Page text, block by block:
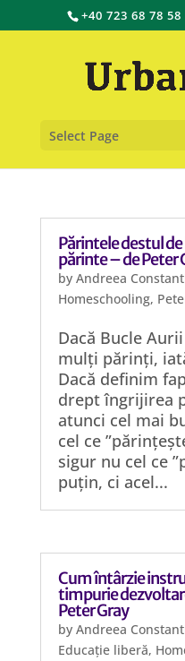
+40 723 68 78 58
Select Page
Părintele destul
părinte – de Peter
by Andreea
Homeschooling,
Dacă Bucle
mulți părinți,
Dacă definim
drept îngrijirea
atunci cel mai
cel ce
sigur nu cel ce
puțin, ci acel...
Cum întârzie
timpurie
Peter Gray
by Andreea
Educație liberă,